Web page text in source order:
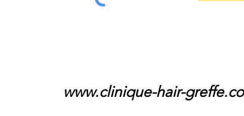
www.clinique-hair-